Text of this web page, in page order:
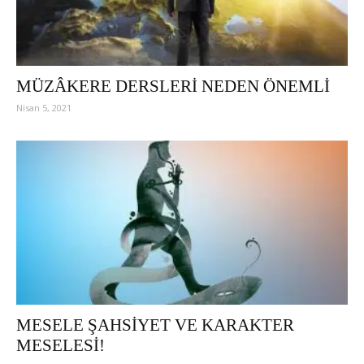
MÜZÂKERE DERSLERİ NEDEN ÖNEMLİ
Nisan 5, 2021
MESELE ŞAHSİYET VE KARAKTER
MESELESİ!